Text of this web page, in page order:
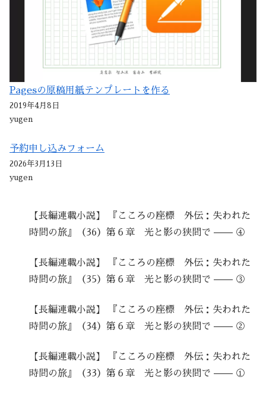
Pagesの原稿用紙テンプレートを作る
2019年4月8日
yugen
予約申し込みフォーム
2026年3月13日
yugen
【長編連載小説】 『こころの座標 外伝：失われた
時間の旅』（36）第６章 光と影の狭間で —— ④
【長編連載小説】 『こころの座標 外伝：失われた
時間の旅』（35）第６章 光と影の狭間で —— ③
【長編連載小説】 『こころの座標 外伝：失われた
時間の旅』（34）第６章 光と影の狭間で —— ②
【長編連載小説】 『こころの座標 外伝：失われた
時間の旅』（33）第６章 光と影の狭間で —— ①